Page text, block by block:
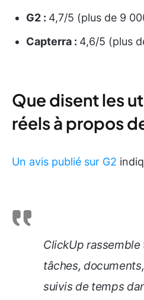
G2 : 4,7/5 (plus de 9
Capterra : 4,6/5 (plus
Que disent les
réels à propos
Un avis publié sur G2
ClickUp rassemble
tâches,
suivis de temps